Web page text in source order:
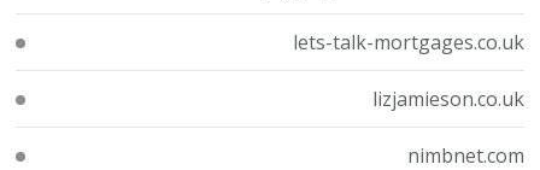
lets-talk-mortgages.co.uk
lizjamieson.co.uk
nimbnet.com